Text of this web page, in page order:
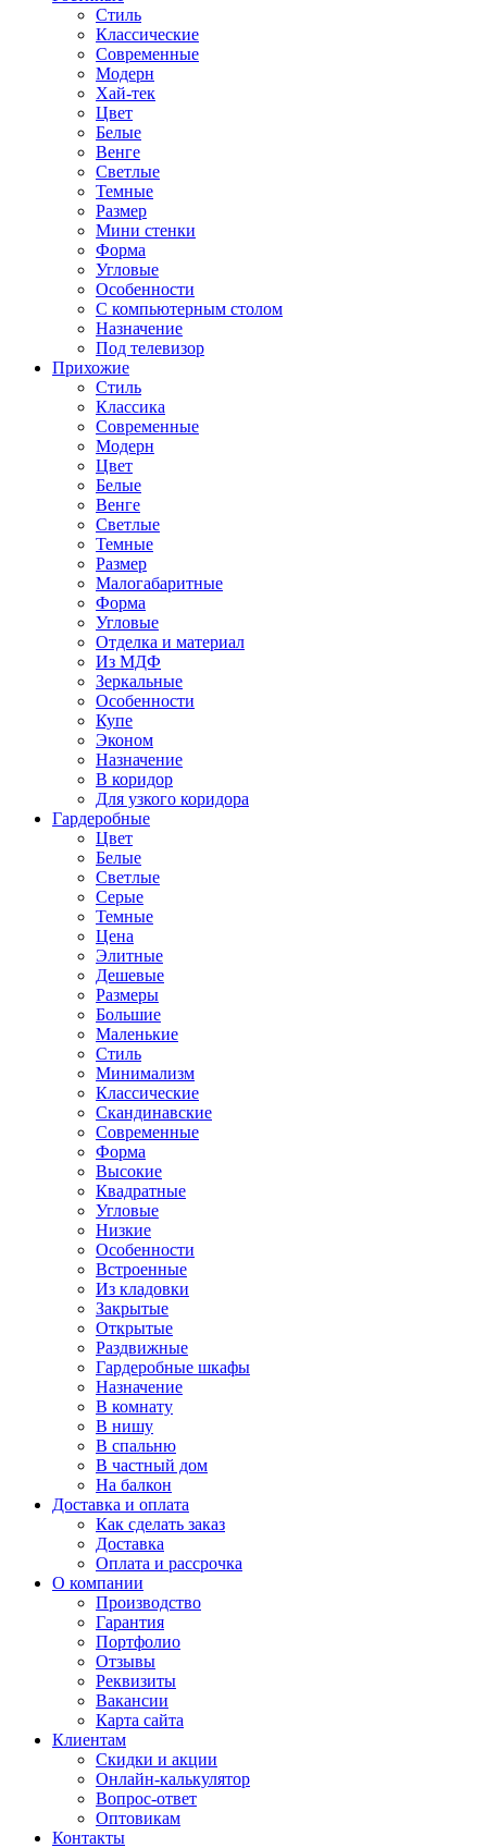
Стиль
Классические
Современные
Модерн
Хай-тек
Цвет
Белые
Венге
Светлые
Темные
Размер
Мини стенки
Форма
Угловые
Особенности
С компьютерным столом
Назначение
Под телевизор
Прихожие
Стиль
Классика
Современные
Модерн
Цвет
Белые
Венге
Светлые
Темные
Размер
Малогабаритные
Форма
Угловые
Отделка и материал
Из МДФ
Зеркальные
Особенности
Купе
Эконом
Назначение
В коридор
Для узкого коридора
Гардеробные
Цвет
Белые
Светлые
Серые
Темные
Цена
Элитные
Дешевые
Размеры
Большие
Маленькие
Стиль
Минимализм
Классические
Скандинавские
Современные
Форма
Высокие
Квадратные
Угловые
Низкие
Особенности
Встроенные
Из кладовки
Закрытые
Открытые
Раздвижные
Гардеробные шкафы
Назначение
В комнату
В нишу
В спальню
В частный дом
На балкон
Доставка и оплата
Как сделать заказ
Доставка
Оплата и рассрочка
О компании
Производство
Гарантия
Портфолио
Отзывы
Реквизиты
Вакансии
Карта сайта
Клиентам
Скидки и акции
Онлайн-калькулятор
Вопрос-ответ
Оптовикам
Контакты